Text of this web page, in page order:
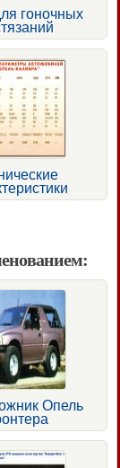
гоночных
Опель